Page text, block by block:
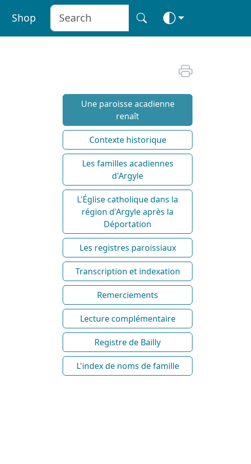
Shop
Une paroisse acadienne
renaît
Contexte historique
Les familles acadiennes
d'Argyle
L'Église catholique dans la
région d'Argyle après la
Déportation
Les registres paroissiaux
Transcription et indexation
Remerciements
Lecture complémentaire
Registre de Bailly
L'index de noms de famille